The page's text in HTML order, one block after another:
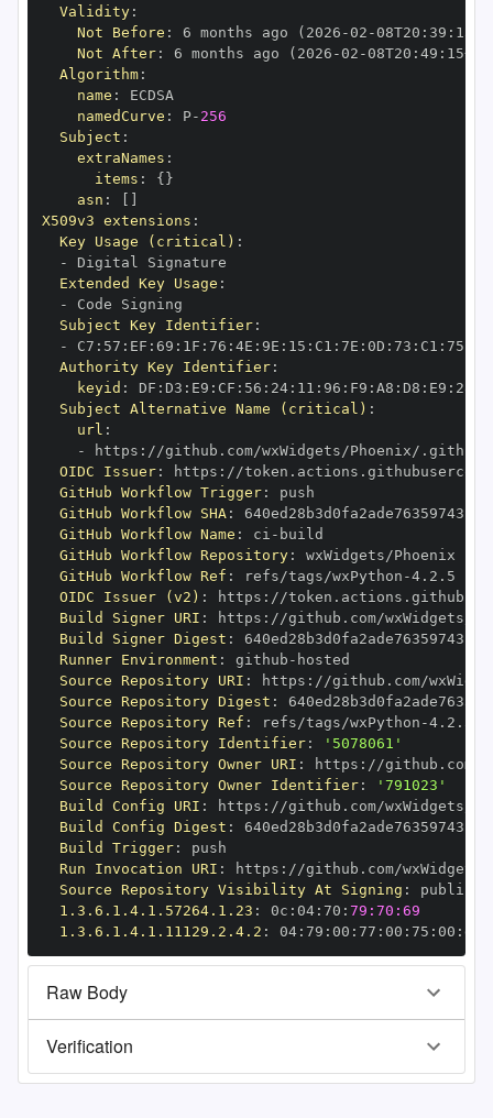
Validity:
Not Before : 6 months ago (2026 -02 -08T20 : 39 :
Not After: 6 months ago (2026 -02 -08T20 : 49 : 15+00
Algorithm:
name :
namedCurve : P- 256
Subject :
extraNames :
items : { }
asn :
X509v3 extensions :
Key Usage (critical) :
-
Extended Key Usage :
-
Subject Key Identifier:
-
C7 : 57 : EF : 69 : 1F : 76 : 4E : 9E : 15 : C1 : 7E : 0D : 73 : C1 : 75
Authority Key Identifier:
keyid : DF : D3 : E9 : CF : 56 : 24: 11 : 96 : F9 : A8 : D8 : E9 : 28
Subject Alternative Name (critical) :
url :
-
https : //github.com/wxWidgets/Phoenix/
OIDC Issuer: https :
GitHub Workflow Trigger:
GitHub Workflow SHA:
GitHub Workflow Name : ci -
GitHub Workflow Repository:
GitHub Workflow Ref : refs/tags/wxPython -
OIDC Issuer (v2) : https :
Build Signer URI : https : //github.com/wxWidgets/
Build Signer Digest :
Runner Environment : github -
Source Repository URI : https :
Source Repository Digest :
Source Repository Ref : refs/tags/wxPython -
Source Repository Identifier:
'5078061'
Source Repository Owner URI : https :
Source Repository Owner Identifier:
'791023'
Build Config URI : https : //github.com/wxWidgets/
Build Config Digest :
Build Trigger:
Run Invocation URI : https :
Source Repository Visibility At Signing :
1.3.6.1.4.1.57264.1.23 : 0c : 04: 70 : 79:70:69
1.3.6.1.4.1.11129.2.4.2 : 04: 79 : 00 : 77 : 00 : 75 : 00 : dd
Raw Body
Verification